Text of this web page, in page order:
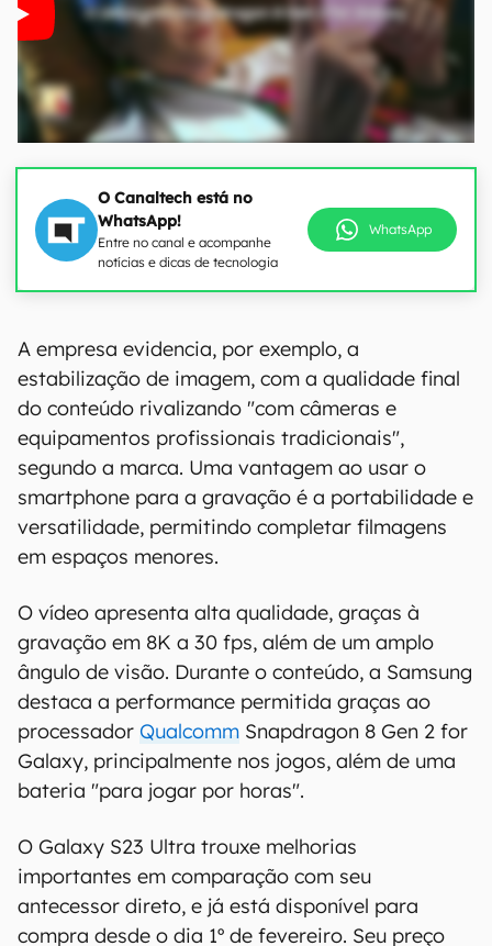
O Canaltech está no
WhatsApp!
Entre no canal e acompanhe
notícias e dicas de tecnologia
WhatsApp
A empresa evidencia, por exemplo, a
estabilização de imagem, com a qualidade final
do conteúdo rivalizando "com câmeras e
equipamentos profissionais tradicionais",
segundo a marca. Uma vantagem ao usar o
smartphone para a gravação é a portabilidade e
versatilidade, permitindo completar filmagens
em espaços menores.
O vídeo apresenta alta qualidade, graças à
gravação em 8K a 30 fps, além de um amplo
ângulo de visão. Durante o conteúdo, a Samsung
destaca a performance permitida graças ao
processador Qualcomm Snapdragon 8 Gen 2 for
Galaxy, principalmente nos jogos, além de uma
bateria "para jogar por horas".
O Galaxy S23 Ultra trouxe melhorias
importantes em comparação com seu
antecessor direto, e já está disponível para
compra desde o dia 1º de fevereiro. Seu preço